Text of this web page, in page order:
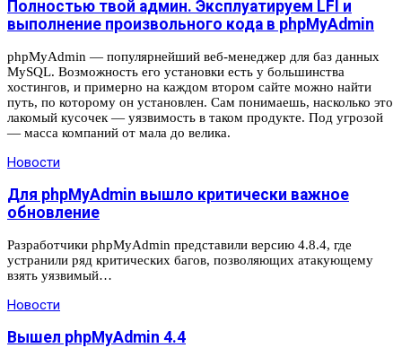
Полностью твой админ. Эксплуатируем LFI и
выполнение произвольного кода в phpMyAdmin
phpMyAdmin — популярнейший веб-менеджер для баз данных
MySQL. Возможность его установки есть у большинства
хостингов, и примерно на каждом втором сайте можно найти
путь, по которому он установлен. Сам понимаешь, насколько это
лакомый кусочек — уязвимость в таком продукте. Под угрозой
— масса компаний от мала до велика.
Новости
Для phpMyAdmin вышло критически важное
обновление
Разработчики phpMyAdmin представили версию 4.8.4, где
устранили ряд критических багов, позволяющих атакующему
взять уязвимый…
Новости
Вышел phpMyAdmin 4.4